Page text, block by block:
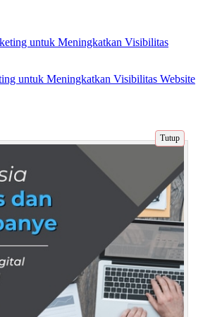
untuk Meningkatkan Visibilitas Website
Wajah Terbaik
yang Nggak Ada Matinya
Tutup